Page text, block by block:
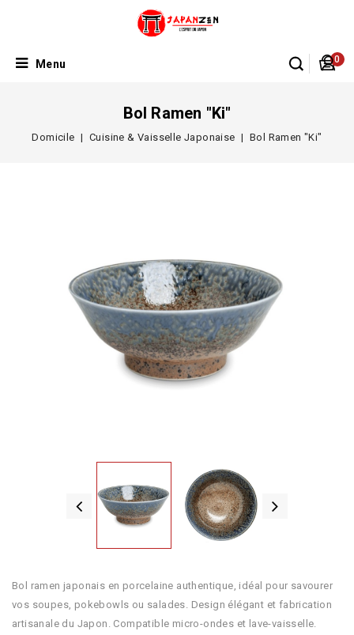
0
Menu
Bol Ramen "Ki"
Domicile Cuisine & Vaisselle Japonaise Bol Ramen "Ki"
Bol ramen japonais en porcelaine authentique, idéal pour savourer
vos soupes, pokebowls ou salades. Design élégant et fabrication
artisanale du Japon. Compatible micro-ondes et lave-vaisselle.